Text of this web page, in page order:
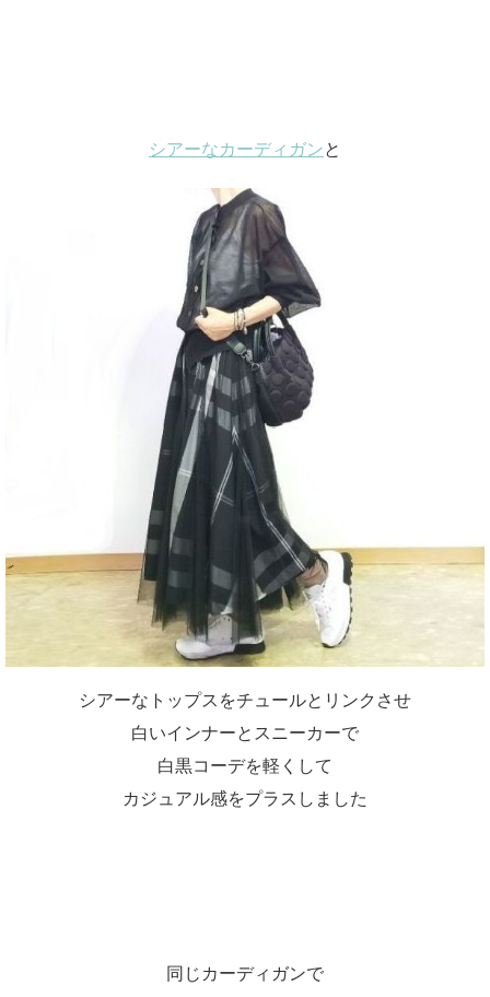
シアーなカーディガンと
シアーなトップスをチュールとリンクさせ
白いインナーとスニーカーで
白黒コーデを軽くして
カジュアル感をプラスしました
同じカーディガンで